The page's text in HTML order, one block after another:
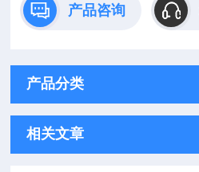
产品咨询
产品分类
相关文章